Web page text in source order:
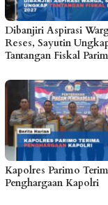
Dibanjiri Aspirasi
Reses, Sayutin
Tantangan Fiskal
Kapolres Parimo
Penghargaan Kapolri